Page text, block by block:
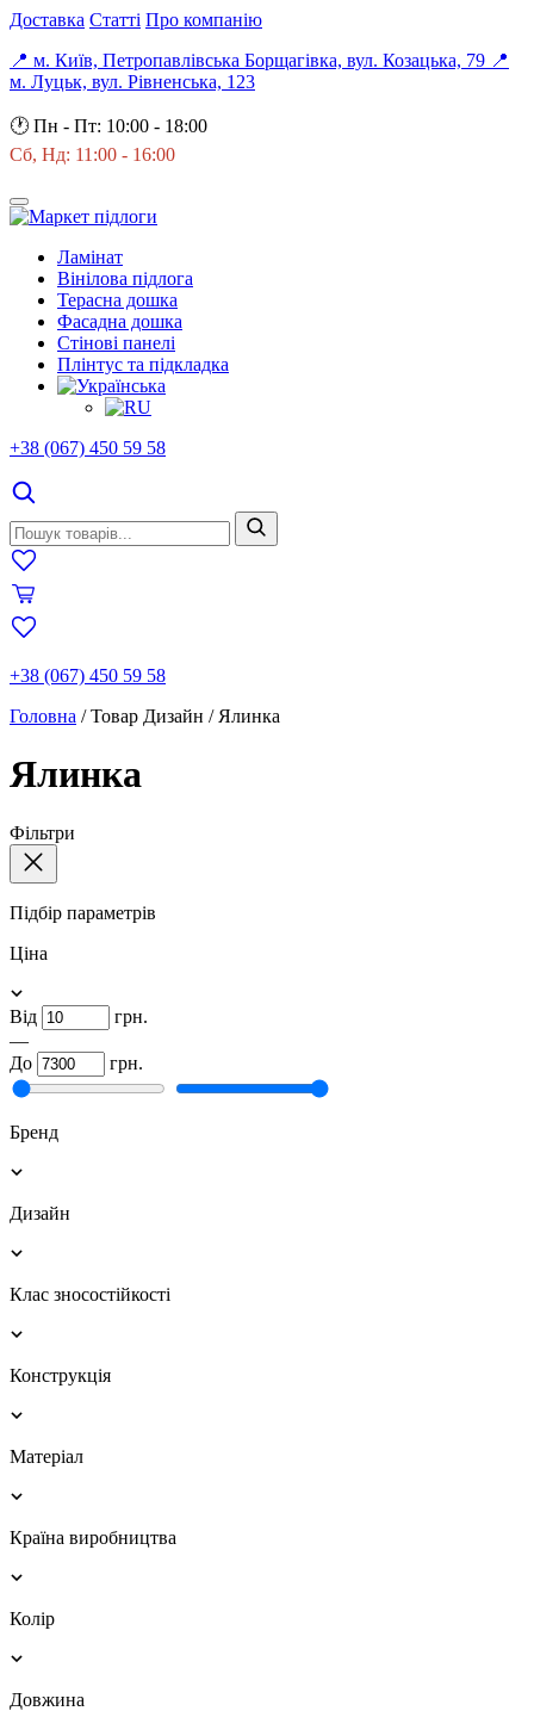
Доставка Статті Про компанію
📍 м. Київ, Петропавлівська Борщагівка, вул. Козацька, 79 📍
м. Луцьк, вул. Рівненська, 123
🕐 Пн - Пт: 10:00 - 18:00
Сб, Нд: 11:00 - 16:00
Ламінат
Вінілова підлога
Терасна дошка
Фасадна дошка
Стінові панелі
Плінтус та підкладка
+38 (067) 450 59 58
+38 (067) 450 59 58
Головна /Товар Дизайн / Ялинка
Ялинка
Фільтри
Підбір параметрів
Ціна
Від
грн.
—
До
грн.
Бренд
Дизайн
Клас зносостійкості
Конструкція
Матеріал
Країна виробництва
Колір
Довжина